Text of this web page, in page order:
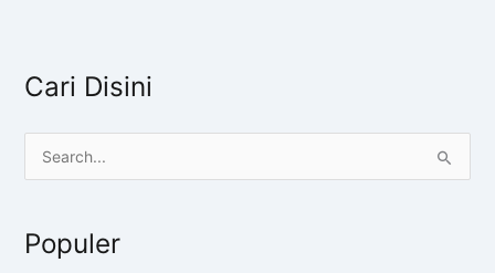
Cari Disini
Populer